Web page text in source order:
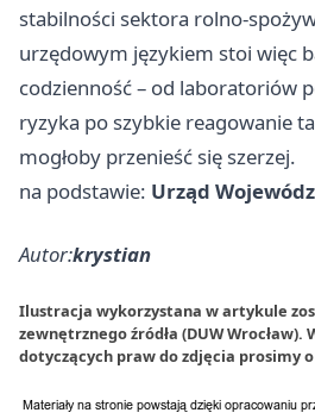
stabilności sektora rolno-
urzędowym językiem stoi więc
codzienność – od laboratoriów
ryzyka po szybkie reagowanie
mogłoby przenieść się szerzej.
na podstawie: Urząd
Autor:krystian
Ilustracja wykorzystana w artykule
zewnętrznego źródła (DUW Wrocław).
dotyczących praw do zdjęcia prosimy o